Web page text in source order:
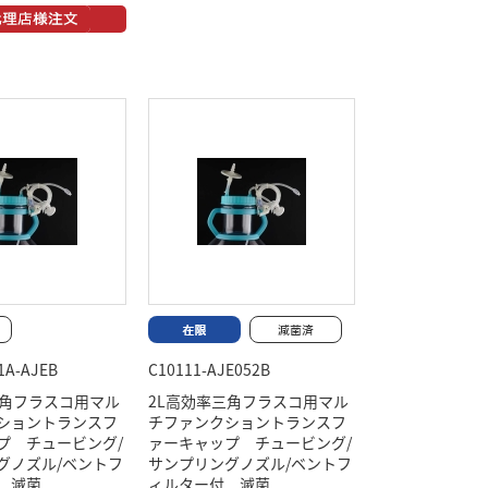
AJEB
フラスコ用マル
ョントランスフ
チュービング/
ノズル/ベントフ
滅菌
C10111-AJE052B
2L高効率三角フラスコ用マル
チファンクショントランスフ
ァーキャップ チュービング/
サンプリングノズル/ベントフ
ィルター付 滅菌